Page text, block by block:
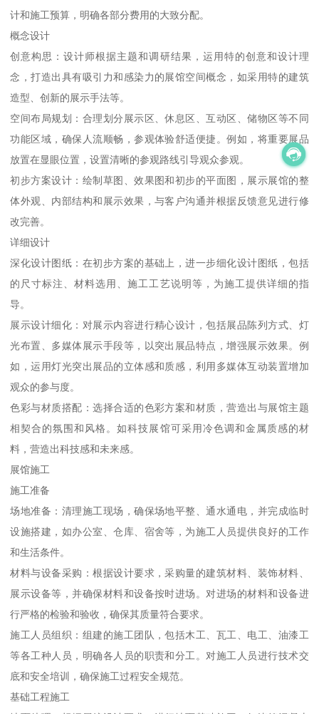
计和施工预算，明确各部分费用的大致分配。
概念设计
创意构思：设计师根据主题和调研结果，运用特的创意和设计理
念，打造出具有吸引力和感染力的展馆空间概念，如采用特的建筑
造型、创新的展示手法等。
空间布局规划：合理划分展示区、休息区、互动区、储物区等不同
功能区域，确保人流顺畅，参观体验舒适便捷。例如，将重要展品
放置在显眼位置，设置清晰的参观路线引导观众参观。
初步方案设计：绘制草图、效果图和初步的平面图，展示展馆的整
体外观、内部结构和展示效果，与客户沟通并根据反馈意见进行修
改完善。
详细设计
深化设计图纸：在初步方案的基础上，进一步细化设计图纸，包括
的尺寸标注、材料选用、施工工艺说明等，为施工提供详细的指
导。
展示设计细化：对展示内容进行精心设计，包括展品陈列方式、灯
光布置、多媒体展示手段等，以突出展品特点，增强展示效果。例
如，运用灯光突出展品的立体感和质感，利用多媒体互动装置增加
观众的参与度。
色彩与材质搭配：选择合适的色彩方案和材质，营造出与展馆主题
相契合的氛围和风格。如科技展馆可采用冷色调和金属质感的材
料，营造出科技感和未来感。
展馆施工
施工准备
场地准备：清理施工现场，确保场地平整、通水通电，并完成临时
设施搭建，如办公室、仓库、宿舍等，为施工人员提供良好的工作
和生活条件。
材料与设备采购：根据设计要求，采购量的建筑材料、装饰材料、
展示设备等，并确保材料和设备按时进场。对进场的材料和设备进
行严格的检验和验收，确保其质量符合要求。
施工人员组织：组建的施工团队，包括木工、瓦工、电工、油漆工
等各工种人员，明确各人员的职责和分工。对施工人员进行技术交
底和安全培训，确保施工过程安全规范。
基础工程施工